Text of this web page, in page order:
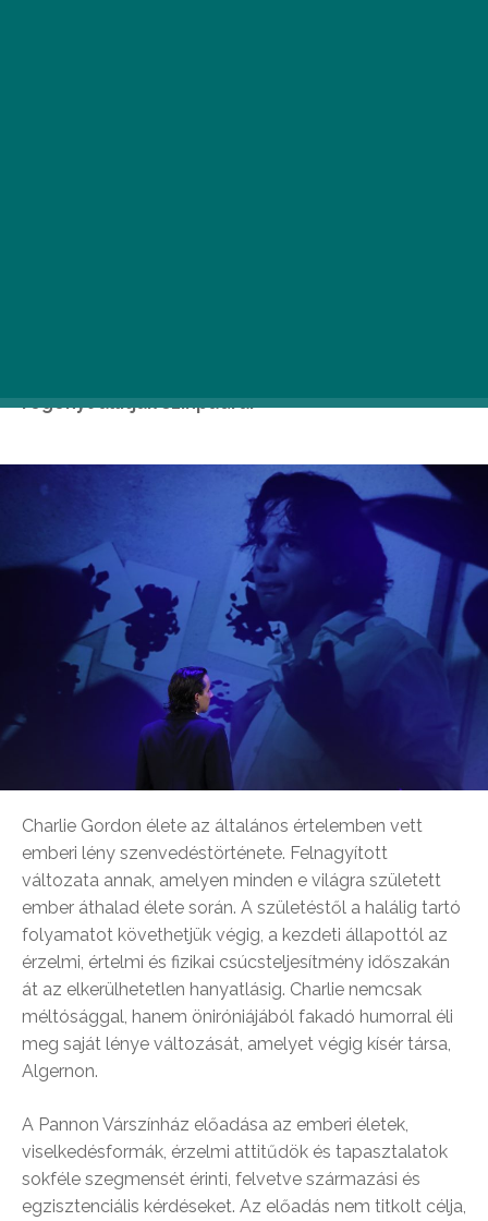
regényt állítják színpadra.
Charlie Gordon élete az általános értelemben vett
emberi lény szenvedéstörténete. Felnagyított
változata annak, amelyen minden e világra született
ember áthalad élete során. A születéstől a halálig tartó
folyamatot követhetjük végig, a kezdeti állapottól az
érzelmi, értelmi és fizikai csúcsteljesítmény időszakán
át az elkerülhetetlen hanyatlásig. Charlie nemcsak
méltósággal, hanem öniróniájából fakadó humorral éli
meg saját lénye változását, amelyet végig kísér társa,
Algernon.
A Pannon Várszínház előadása az emberi életek,
viselkedésformák, érzelmi attitűdök és tapasztalatok
sokféle szegmensét érinti, felvetve származási és
egzisztenciális kérdéseket. Az előadás nem titkolt célja,